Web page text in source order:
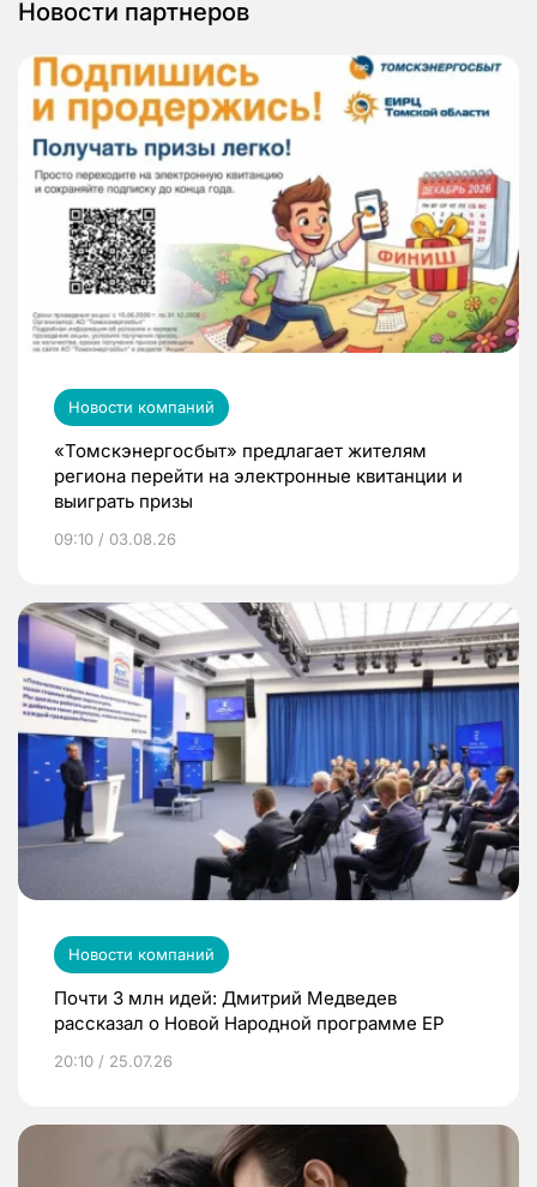
Новости партнеров
Новости компаний
«Томскэнергосбыт» предлагает жителям
региона перейти на электронные квитанции и
выиграть призы
09:10 / 03.08.26
Новости компаний
Почти 3 млн идей: Дмитрий Медведев
рассказал о Новой Народной программе ЕР
20:10 / 25.07.26